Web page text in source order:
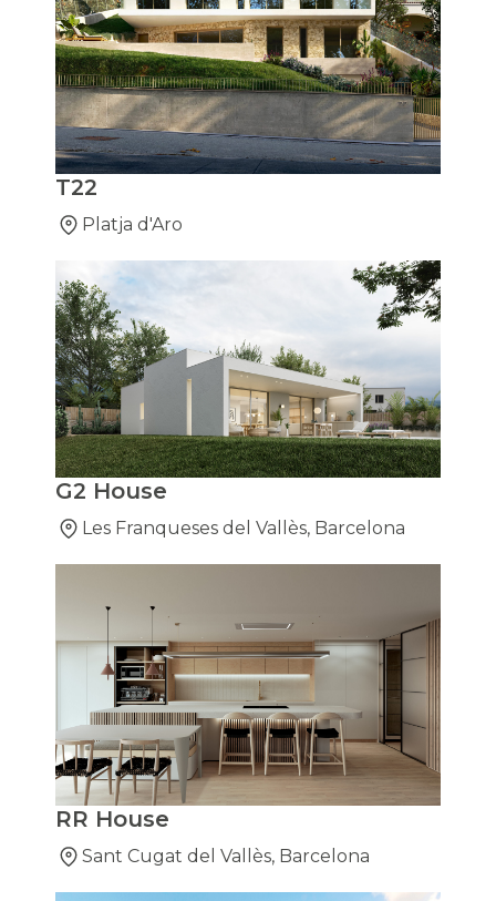
T22
Platja d'Aro
G2 House
Les Franqueses del Vallès, Barcelona
RR House
Sant Cugat del Vallès, Barcelona